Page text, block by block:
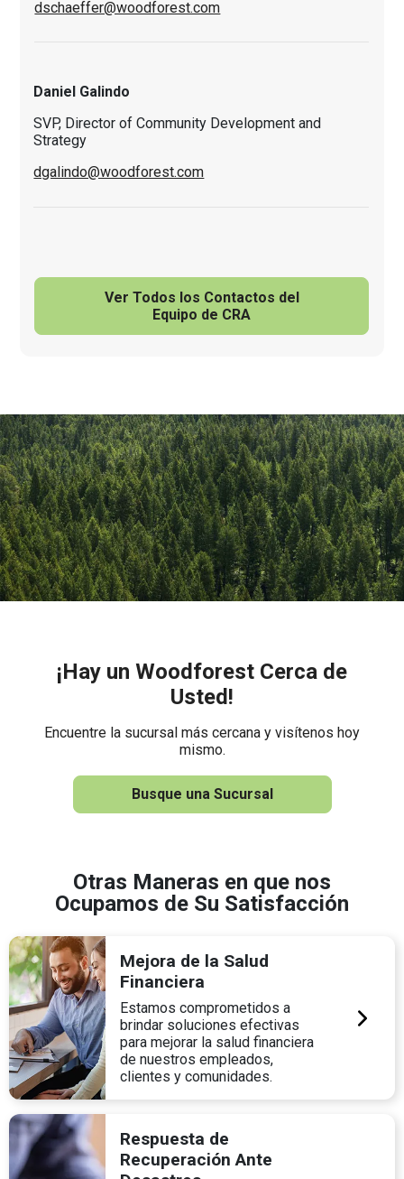
dschaeffer@woodforest.com
Daniel Galindo
SVP, Director of Community Development and
Strategy
dgalindo@woodforest.com
Ver Todos los Contactos del
Equipo de CRA
¡Hay un Woodforest Cerca de
Usted!
Encuentre la sucursal más cercana y visítenos hoy
mismo.
Busque una Sucursal
Otras Maneras en que nos
Ocupamos de Su Satisfacción
Mejora de la Salud
Financiera
Estamos comprometidos a
brindar soluciones efectivas
para mejorar la salud financiera
de nuestros empleados,
clientes y comunidades.
Respuesta de
Recuperación Ante